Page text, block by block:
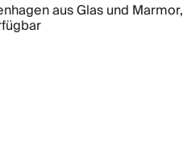
aus Glas und Marmor,